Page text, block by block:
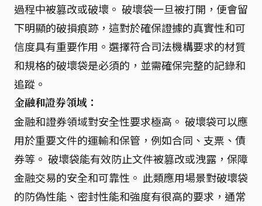
過程中被篡改或破壞。 破壞袋一旦被打開，便會留
下明顯的破損痕跡，這對於確保證據的真實性和可
信度具有重要作用。選擇符合司法機構要求的材質
和規格的破壞袋是必須的，並需確保完整的記錄和
追蹤。
金融和證券領域：
金融和證券領域對安全性要求極高。 破壞袋可以應
用於重要文件的運輸和保管，例如合同、支票、債
券等。 破壞袋能有效防止文件被篡改或洩露，保障
金融交易的安全和可靠性。 此類應用場景對破壞袋
的防偽性能、密封性能和強度有很高的要求，通常